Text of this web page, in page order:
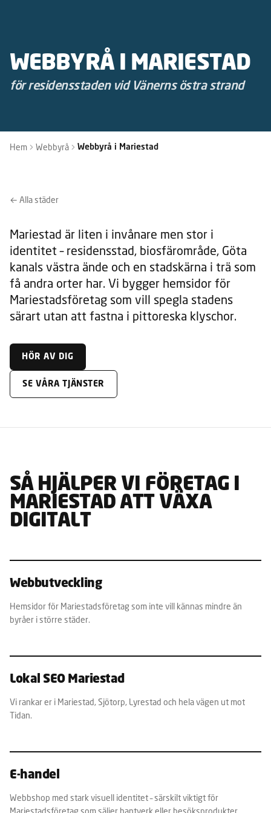
WEBBYRÅ I MARIESTAD
för residensstaden vid Vänerns östra strand
Hem Webbyrå Webbyrå i Mariestad
← Alla städer
Mariestad är liten i invånare men stor i
identitet – residensstad, biosfärområde, Göta
kanals västra ände och en stadskärna i trä som
få andra orter har. Vi bygger hemsidor för
Mariestadsföretag som vill spegla stadens
särart utan att fastna i pittoreska klyschor.
HÖR AV DIG
SE VÅRA TJÄNSTER
SÅ HJÄLPER VI FÖRETAG I
MARIESTAD ATT VÄXA
DIGITALT
Webbutveckling
Hemsidor för Mariestadsföretag som inte vill kännas mindre än
byråer i större städer.
Lokal SEO Mariestad
Vi rankar er i Mariestad, Sjötorp, Lyrestad och hela vägen ut mot
Tidan.
E-handel
Webbshop med stark visuell identitet – särskilt viktigt för
Mariestadsföretag som säljer hantverk eller besöksprodukter.